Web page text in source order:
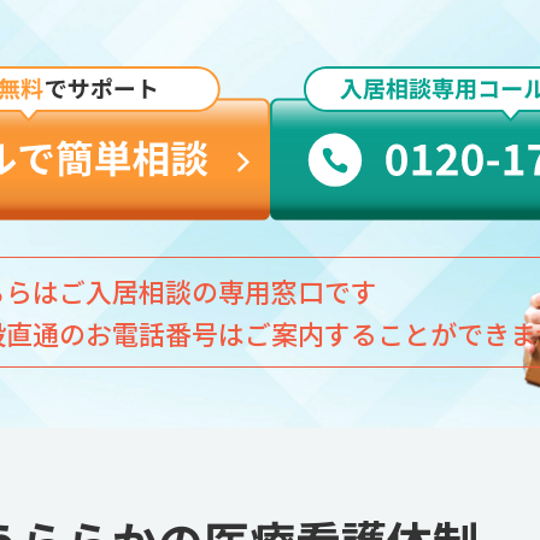
はご入居相談の専用窓口です
通のお電話番号はご案内することができ